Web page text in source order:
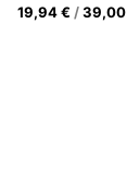
19,94€ /39,00